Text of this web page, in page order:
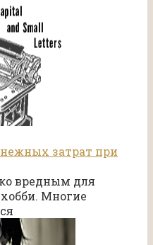
затрат при
вредным для
Многие